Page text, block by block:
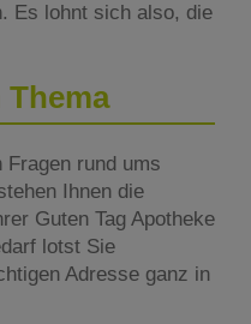
Es lohnt sich also, die
Thema
Fragen rund ums
Ihnen die
Guten Tag Apotheke
lotst Sie
Adresse ganz in